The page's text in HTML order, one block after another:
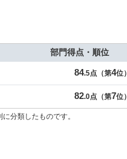
部門得点・順位
84.5点（第4位）
82.0点（第7位）
分類したものです。